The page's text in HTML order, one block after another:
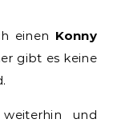
einen Konny
gibt es keine
und